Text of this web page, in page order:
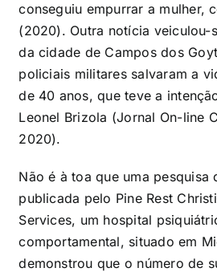
conseguiu empurrar a mulher,
(2020). Outra notícia veiculou-
da cidade de Campos dos
policiais militares salvaram a
de 40 anos, que teve a
Leonel Brizola (Jornal On-line
2020).
Não é à toa que uma pesquisa
publicada pelo Pine Rest
Services, um hospital
comportamental, situado em
demonstrou que o número de